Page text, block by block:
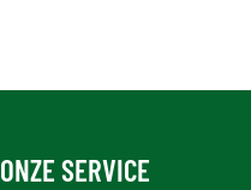
ONZE SERVICE